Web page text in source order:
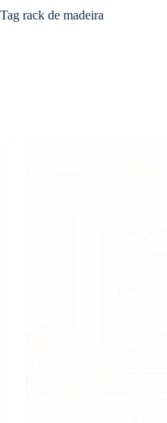
Tag rack de madeira